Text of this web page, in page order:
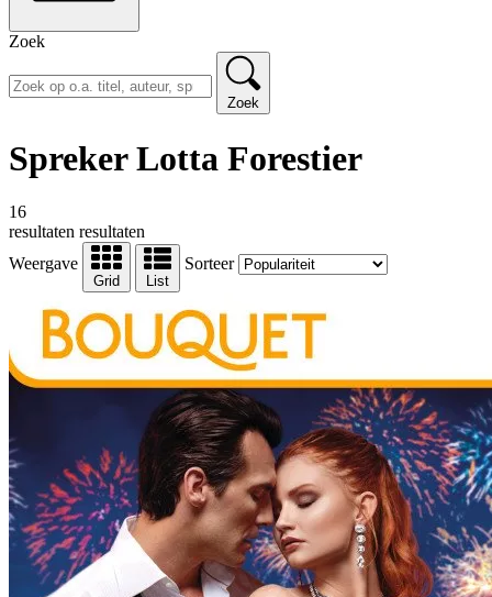
Zoek
Zoek
Spreker Lotta Forestier
16
resultaten resultaten
Weergave
Grid List
Sorteer